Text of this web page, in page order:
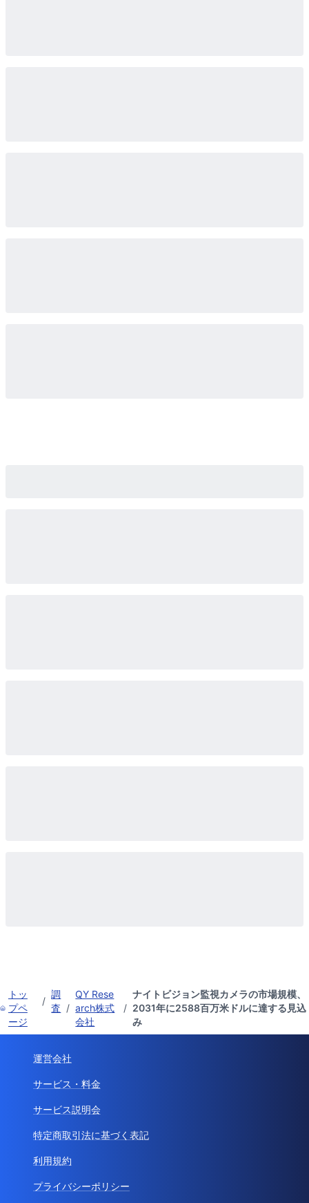
トッ
プペ
ージ
/
調
査 /
QY Rese
arch株式
会社
/
ナイトビジョン監視カメラの市場規模、
2031年に2588百万米ドルに達する見込
み
運営会社
サービス・料金
サービス説明会
特定商取引法に基づく表記
利用規約
プライバシーポリシー